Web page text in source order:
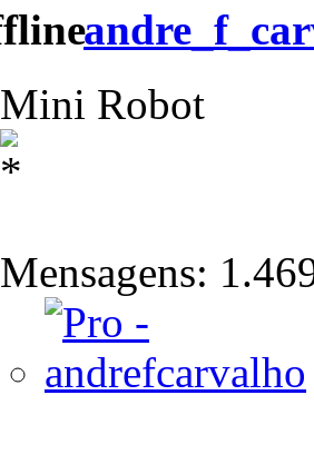
Mini Robot
Mensagens: